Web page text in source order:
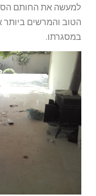
למעשה את החותם
הטוב והמרשים ביותר
במסגרתו.